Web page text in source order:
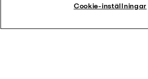
Cookie-inställningar